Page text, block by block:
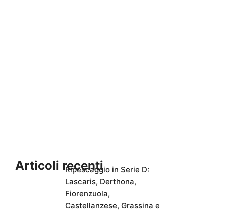
Articoli recentiRipescaggio in Serie D:
Lascaris, Derthona,
Fiorenzuola,
Castellanzese, Grassina e